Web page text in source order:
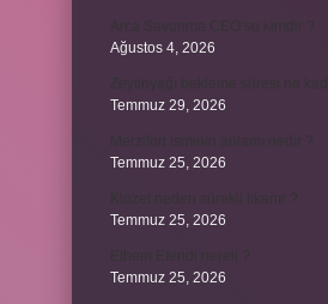
Ağustos 4, 2026
Temmuz 29, 2026
Temmuz 25, 2026
Temmuz 25, 2026
Temmuz 25, 2026